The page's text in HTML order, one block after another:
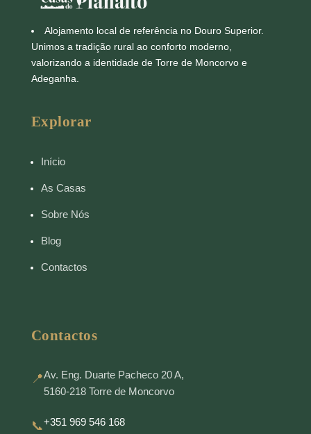
Alojamento local de referência no Douro Superior.
Unimos a tradição rural ao conforto moderno,
valorizando a identidade de Torre de Moncorvo e
Adeganha.
Explorar
Início
As Casas
Sobre Nós
Blog
Contactos
Contactos
📍Av. Eng. Duarte Pacheco 20 A,
5160-218 Torre de Moncorvo
📞+351 969 546 168